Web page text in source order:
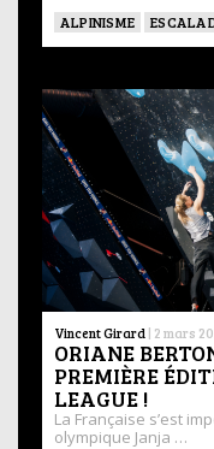
ALPINISME
Vincent Girard | 2 mars
ORIANE
PREMIÈRE
LEAGUE !
La Française s’est
olympique Janja …